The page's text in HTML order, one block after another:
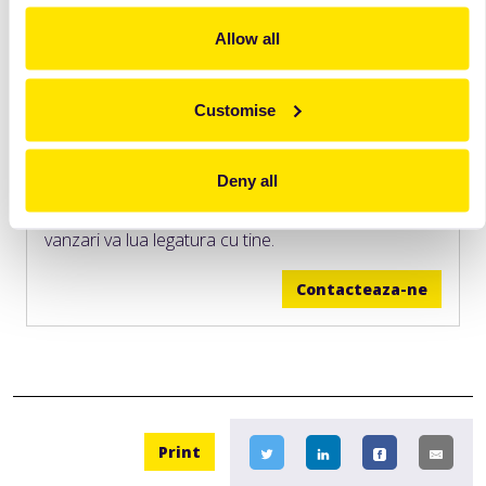
Allow all
Customise
Deny all
Lasa-ne datele de contact si un reprezentant de
vanzari va lua legatura cu tine.
Contacteaza-ne
Print